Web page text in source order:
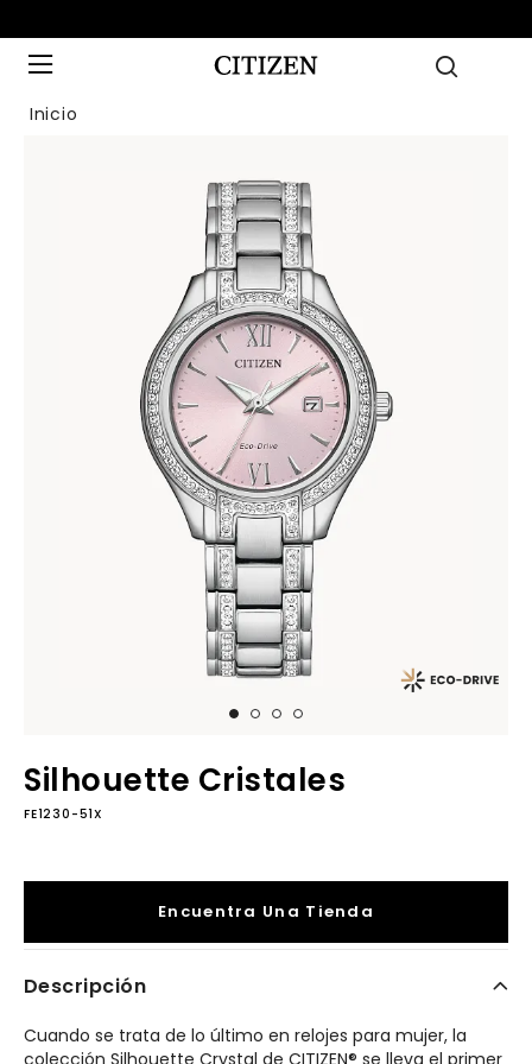
Inicio
Silhouette Cristales
FE1230-51X
Encuentra Una Tienda
Descripción
Cuando se trata de lo último en relojes para mujer, la
colección Silhouette Crystal de CITIZEN® se lleva el primer